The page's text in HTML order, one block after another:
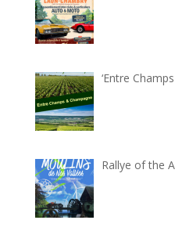
‘Entre
Rallye of the